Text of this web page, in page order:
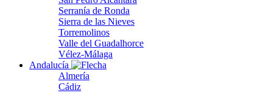
Serranía de Ronda
Sierra de las Nieves
Torremolinos
Valle del Guadalhorce
Vélez-Málaga
Andalucía
Almería
Cádiz